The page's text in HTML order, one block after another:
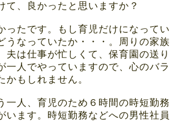
て、良かったと思いますか？
ったです。もし育児だけになってい
うなっていたか・・・。周りの家族
夫は仕事が忙しくて、保育園の送り
一人でやっていますので、心のバラ
かもしれません。
一人、育児のため６時間の時短勤務
います。時短勤務などへの男性社員